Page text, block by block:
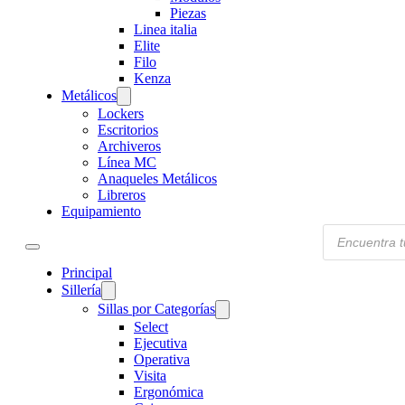
Piezas
Linea italia
Elite
Filo
Kenza
Metálicos
Lockers
Escritorios
Archiveros
Línea MC
Anaqueles Metálicos
Libreros
Equipamiento
Principal
Sillería
Sillas por Categorías
Select
Ejecutiva
Operativa
Visita
Ergonómica
Products
search